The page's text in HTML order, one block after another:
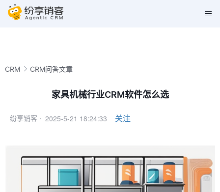
CRM CRM问答文章
家具机械行业CRM软件怎么选
纷享销客 · 2025-5-21 18:24:33 关注